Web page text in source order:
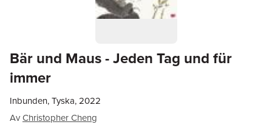
Bär und Maus - Jeden Tag und für
immer
Inbunden, Tyska, 2022
AvChristopher Cheng